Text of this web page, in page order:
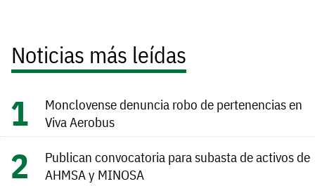
Noticias más leídas
Monclovense denuncia robo de pertenencias en
Viva Aerobus
Publican convocatoria para subasta de activos de
AHMSA y MINOSA